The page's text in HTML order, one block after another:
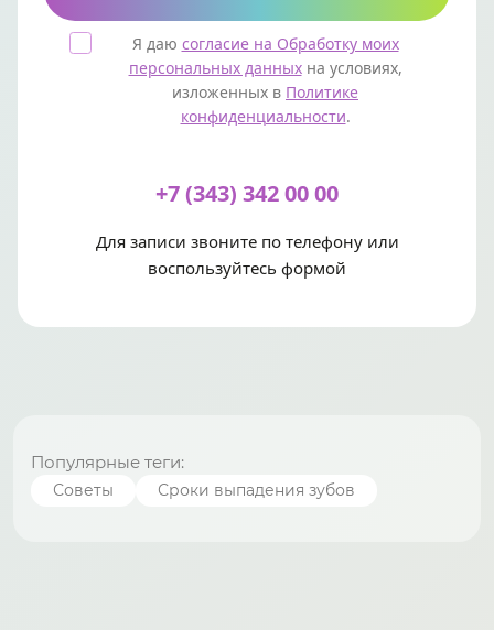
Я даю согласие на Обработку моих
персональных данныхна условиях,
изложенных в Политике
конфиденциальности.
+7 (343) 342 00 00
Для записи звоните по телефону или
воспользуйтесь формой
Популярные теги:
Советы Сроки выпадения зубов